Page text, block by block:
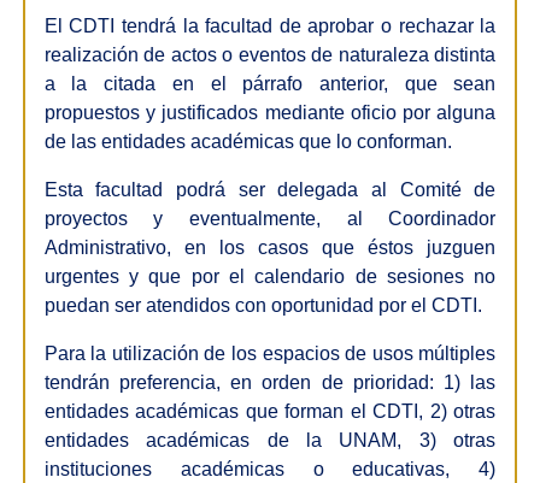
El CDTI tendrá la facultad de aprobar o rechazar la
realización de actos o eventos de naturaleza distinta
a la citada en el párrafo anterior, que sean
propuestos y justificados mediante oficio por alguna
de las entidades académicas que lo conforman.
Esta facultad podrá ser delegada al Comité de
proyectos y eventualmente, al Coordinador
Administrativo, en los casos que éstos juzguen
urgentes y que por el calendario de sesiones no
puedan ser atendidos con oportunidad por el CDTI.
Para la utilización de los espacios de usos múltiples
tendrán preferencia, en orden de prioridad: 1) las
entidades académicas que forman el CDTI, 2) otras
entidades académicas de la UNAM, 3) otras
instituciones académicas o educativas, 4)